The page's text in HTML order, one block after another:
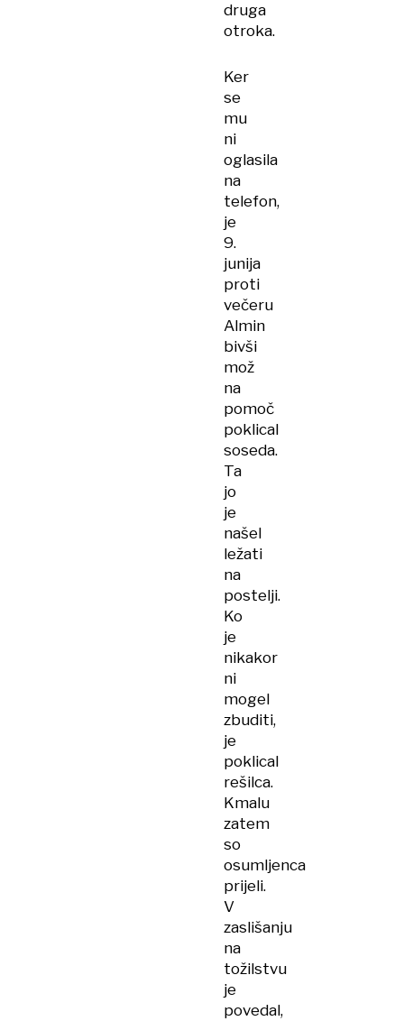
druga
otroka.
Ker
se
mu
ni
oglasila
na
telefon,
je
9.
junija
proti
večeru
Almin
bivši
mož
na
pomoč
poklical
soseda.
Ta
jo
je
našel
ležati
na
postelji.
Ko
je
nikakor
ni
mogel
zbuditi,
je
poklical
rešilca.
Kmalu
zatem
so
osumljenca
prijeli.
V
zaslišanju
na
tožilstvu
je
povedal,